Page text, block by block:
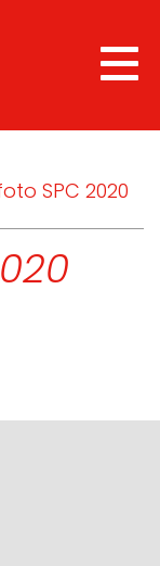
SPC 2020